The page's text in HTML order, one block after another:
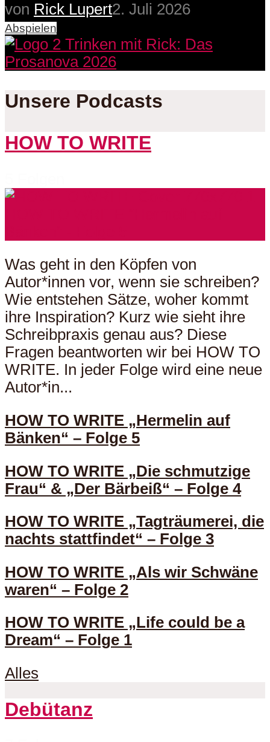
von Rick Lupert2. Juli 2026
Abspielen
Unsere Podcasts
HOW TO WRITE
Was geht in den Köpfen von
Autor*innen vor, wenn sie schreiben?
Wie entstehen Sätze, woher kommt
ihre Inspiration? Kurz wie sieht ihre
Schreibpraxis genau aus? Diese
Fragen beantworten wir bei HOW TO
WRITE. In jeder Folge wird eine neue
Autor*in...
HOW TO WRITE „Hermelin auf
Bänken“ – Folge 5
HOW TO WRITE „Die schmutzige
Frau“ & „Der Bärbeiß“ – Folge 4
HOW TO WRITE „Tagträumerei, die
nachts stattfindet“ – Folge 3
HOW TO WRITE „Als wir Schwäne
waren“ – Folge 2
HOW TO WRITE „Life could be a
Dream“ – Folge 1
Alles
Debütanz